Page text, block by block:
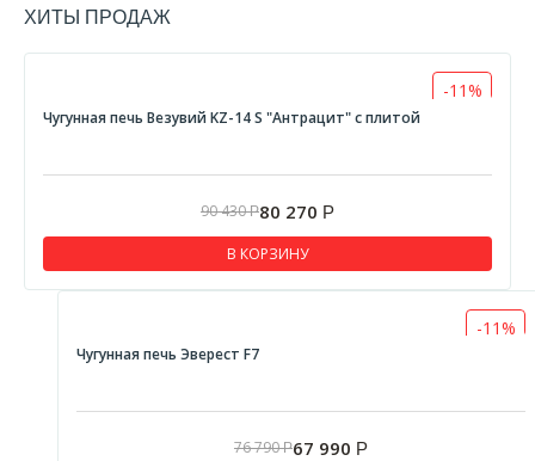
ХИТЫ ПРОДАЖ
-11%
Чугунная печь Везувий KZ-14 S "Антрацит" с плитой
90 430Р80 270 Р
В КОРЗИНУ
-11%
Чугунная печь Эверест F7
76 790Р67 990 Р